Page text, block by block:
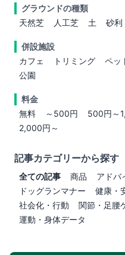
グラウンドの種類
天然芝
人工芝 土 砂利
併設施設
カフェ
トリミング ペッ
公園
料金
無料
～500円 500円～
2,000円～
記事カテゴリーから探す
全ての記事 商品 アドバ
ドッグランマナー
健康・
社会化・行動
関節・足腰
運動・身体データ